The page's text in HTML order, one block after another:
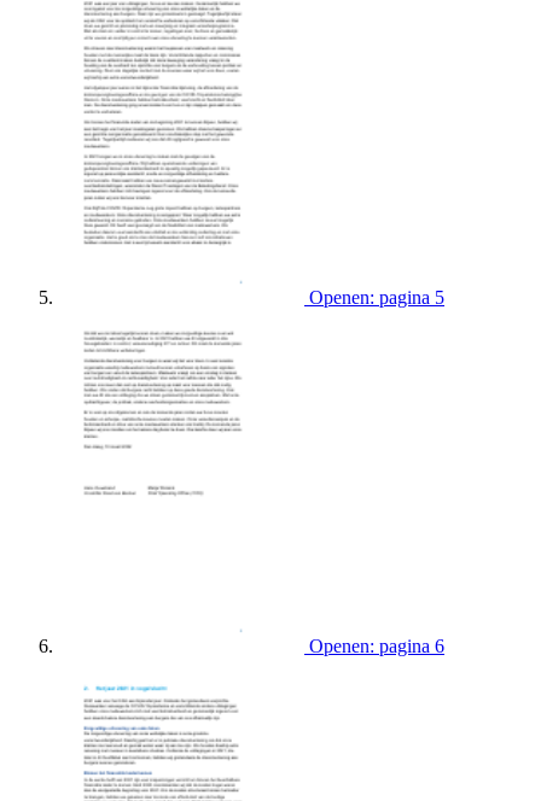
Openen: pagina 5
Openen: pagina 6